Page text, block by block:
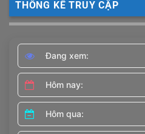
THỐNG KÊ TRUY CẬP
Đang xem:
Hôm nay:
Hôm qua: